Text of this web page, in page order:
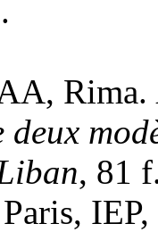
Rima.
deux
, 81